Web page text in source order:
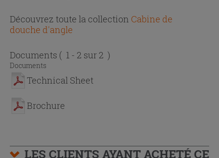
Découvrez toute la collection Cabine de
douche d'angle
Documents ( 1 - 2 sur 2 )
Documents
Technical Sheet
Brochure
LES CLIENTS AYANT ACHETÉ CE